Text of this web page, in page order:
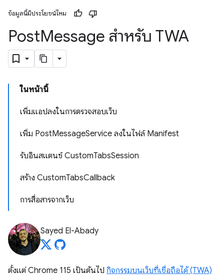
ข้อมูลนี้มีประโยชน์ไหม
PostMessage สำหรับ TWA
ในหน้านี้
เพิ่มแอปลงในการตรวจสอบเว็บ
เพิ่ม PostMessageService ลงในไฟล์ Manifest
รับอินสแตนซ์ CustomTabsSession
สร้าง CustomTabsCallback
การสื่อสารจากเว็บ
Sayed El-Abady
ตั้งแต่ Chrome 115 เป็นต้นไป กิจกรรมบนเว็บที่เชื่อถือได้ (TWA)